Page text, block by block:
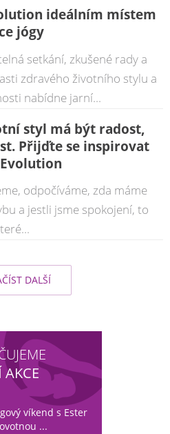
ideálním místem
jógy
setkání, zkušené rady a
zdravého životního stylu a
nabídne jarní...
styl má být radost,
Přijďte se inspirovat
odpočíváme, zda máme
a jestli jsme spokojení, to
DALŠÍ
AKCE
víkend s Ester
...